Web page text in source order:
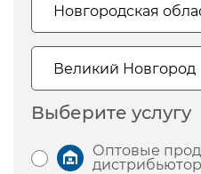
Выберите услугу
Оптовые